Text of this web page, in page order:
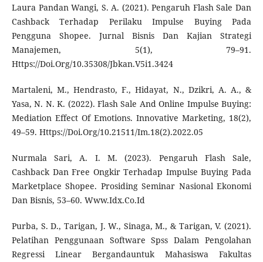
Laura Pandan Wangi, S. A. (2021). Pengaruh Flash Sale Dan
Cashback Terhadap Perilaku Impulse Buying Pada
Pengguna Shopee. Jurnal Bisnis Dan Kajian Strategi
Manajemen, 5(1), 79–91.
Https://Doi.Org/10.35308/Jbkan.V5i1.3424
Martaleni, M., Hendrasto, F., Hidayat, N., Dzikri, A. A., &
Yasa, N. N. K. (2022). Flash Sale And Online Impulse Buying:
Mediation Effect Of Emotions. Innovative Marketing, 18(2),
49–59. Https://Doi.Org/10.21511/Im.18(2).2022.05
Nurmala Sari, A. I. M. (2023). Pengaruh Flash Sale,
Cashback Dan Free Ongkir Terhadap Impulse Buying Pada
Marketplace Shopee. Prosiding Seminar Nasional Ekonomi
Dan Bisnis, 53–60. Www.Idx.Co.Id
Purba, S. D., Tarigan, J. W., Sinaga, M., & Tarigan, V. (2021).
Pelatihan Penggunaan Software Spss Dalam Pengolahan
Regressi Linear Bergandauntuk Mahasiswa Fakultas